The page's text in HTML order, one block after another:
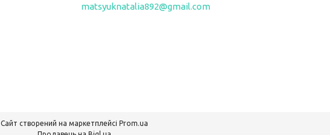
matsyuknatalia892@gmail.com
Сайт створений на маркетплейсі Prom.ua